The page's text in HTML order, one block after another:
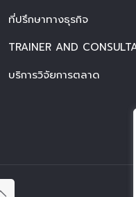
ที่ปรึกษาทางธุรกิจ
TRAINER AND
บริการวิจัยการตลาด